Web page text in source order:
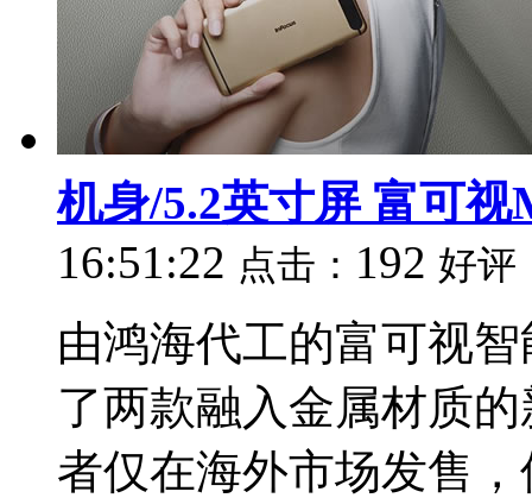
机身/5.2英寸屏 富可视
16:51:22 点击： 192 好评
由鸿海代工的富可视
了两款融入金属材质
者仅在海外市场发售